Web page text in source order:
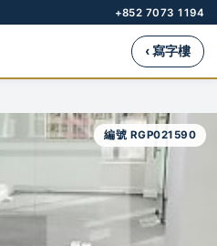
+852 7073 1194
‹ 寫字樓
編號 RGP021590